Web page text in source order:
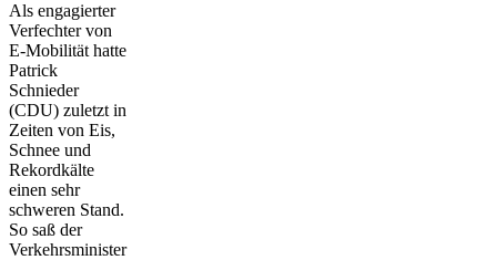
Als engagierter
Verfechter von
E-Mobilität hatte
Patrick
Schnieder
(CDU) zuletzt in
Zeiten von Eis,
Schnee und
Rekordkälte
einen sehr
schweren Stand.
So saß der
Verkehrsminister